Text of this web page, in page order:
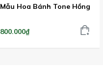
Mẫu Hoa Bánh Tone Hồng
800.000₫